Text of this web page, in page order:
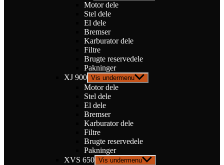
Motor dele
Stel dele
El dele
Bremser
Karburator dele
Filtre
Brugte reservedele
Pakninger
XJ 900 Vis undermenu
Motor dele
Stel dele
El dele
Bremser
Karburator dele
Filtre
Brugte reservedele
Pakninger
XVS 650 Vis undermenu